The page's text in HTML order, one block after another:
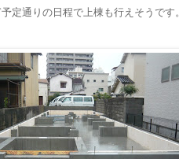
定通りの日程で上棟も行えそうです。